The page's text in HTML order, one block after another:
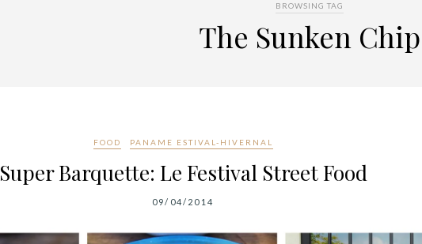
BROWSING TAG
The Sunken Chip
FOOD PANAME ESTIVAL-HIVERNAL
Super Barquette: Le Festival Street Food
09/04/2014